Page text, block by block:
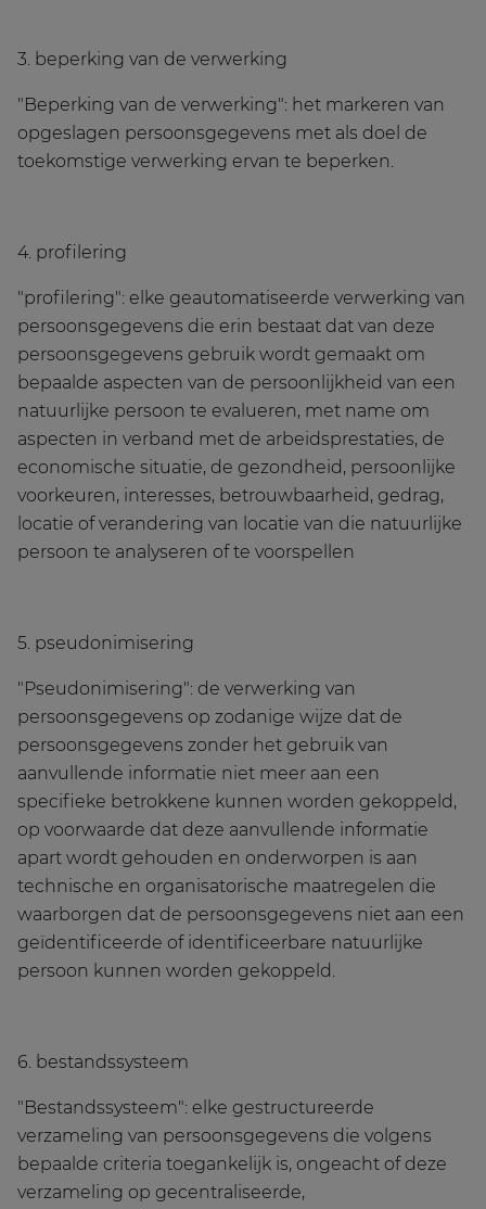
3. beperking van de verwerking
"Beperking van de verwerking": het markeren van
opgeslagen persoonsgegevens met als doel de
toekomstige verwerking ervan te beperken.
4. profilering
"profilering": elke geautomatiseerde verwerking van
persoonsgegevens die erin bestaat dat van deze
persoonsgegevens gebruik wordt gemaakt om
bepaalde aspecten van de persoonlijkheid van een
natuurlijke persoon te evalueren, met name om
aspecten in verband met de arbeidsprestaties, de
economische situatie, de gezondheid, persoonlijke
voorkeuren, interesses, betrouwbaarheid, gedrag,
locatie of verandering van locatie van die natuurlijke
persoon te analyseren of te voorspellen
5. pseudonimisering
"Pseudonimisering": de verwerking van
persoonsgegevens op zodanige wijze dat de
persoonsgegevens zonder het gebruik van
aanvullende informatie niet meer aan een
specifieke betrokkene kunnen worden gekoppeld,
op voorwaarde dat deze aanvullende informatie
apart wordt gehouden en onderworpen is aan
technische en organisatorische maatregelen die
waarborgen dat de persoonsgegevens niet aan een
geïdentificeerde of identificeerbare natuurlijke
persoon kunnen worden gekoppeld.
6. bestandssysteem
"Bestandssysteem": elke gestructureerde
verzameling van persoonsgegevens die volgens
bepaalde criteria toegankelijk is, ongeacht of deze
verzameling op gecentraliseerde,